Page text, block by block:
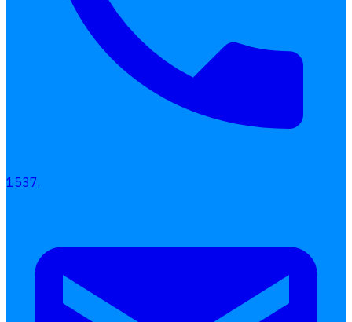
Interested Blog
บริการรับทำเงินเดือน
1537,